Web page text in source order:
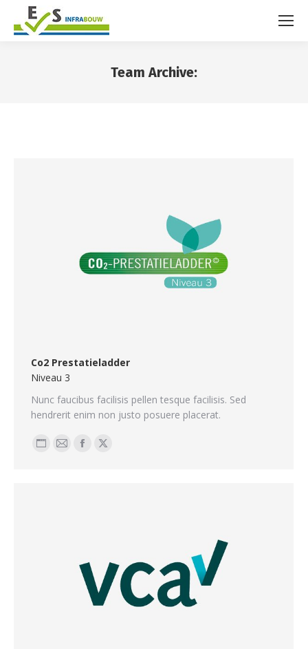
Team Archive:
Co2 Prestatieladder
Niveau 3
Nunc faucibus facilisis pellen tesque facilisis. Sed
hendrerit enim non justo posuere placerat.